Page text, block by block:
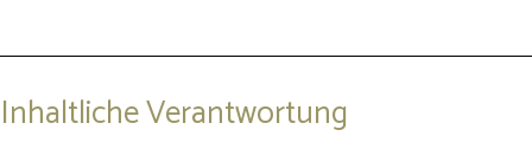
Inhaltliche Verantwortung